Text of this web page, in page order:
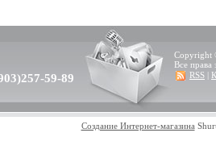
59-89
Copyright
Все
RSS |
Создание Интернет-магазина